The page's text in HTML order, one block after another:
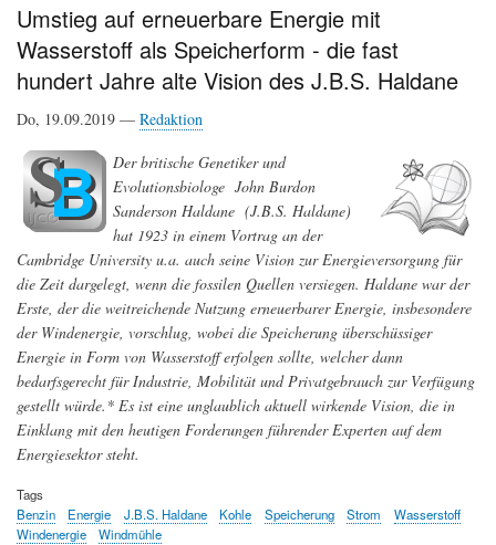
auf
dem
Weg
zur
Umstieg auf erneuerbare Energie mit
Wasserstoff als Speicherform - die fast
hundert Jahre alte Vision des J.B.S. Haldane
Do, 19.09.2019 — Redaktion
Der britische Genetiker und
Evolutionsbiologe John Burdon
Sanderson Haldane (J.B.S. Haldane)
hat 1923 in einem Vortrag an der
Cambridge University u.a. auch seine Vision zur Energieversorgung für
die Zeit dargelegt, wenn die fossilen Quellen versiegen. Haldane war der
Erste, der die weitreichende Nutzung erneuerbarer Energie, insbesondere
der Windenergie, vorschlug, wobei die Speicherung überschüssiger
Energie in Form von Wasserstoff erfolgen sollte, welcher dann
bedarfsgerecht für Industrie, Mobilität und Privatgebrauch zur Verfügung
gestellt würde.* Es ist eine unglaublich aktuell wirkende Vision, die in
Einklang mit den heutigen Forderungen führender Experten auf dem
Energiesektor steht.
Tags
Benzin
Energie J.B.S. Haldane Kohle Speicherung Strom
Wasserstoff
Windenergie
Windmühle